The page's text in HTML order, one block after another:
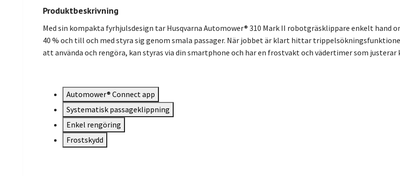
Produktbeskrivning
Med sin kompakta fyrhjulsdesign tar Husqvarna Automower® 310 Mark II robotgräsklippare enkelt hand
40 % och till och med styra sig genom smala passager. När jobbet är klart hittar
att använda och rengöra, kan styras via din smartphone och har en frostvakt och vädertimer som justerar
Automower® Connect app
Systematisk passageklippning
Enkel rengöring
Frostskydd